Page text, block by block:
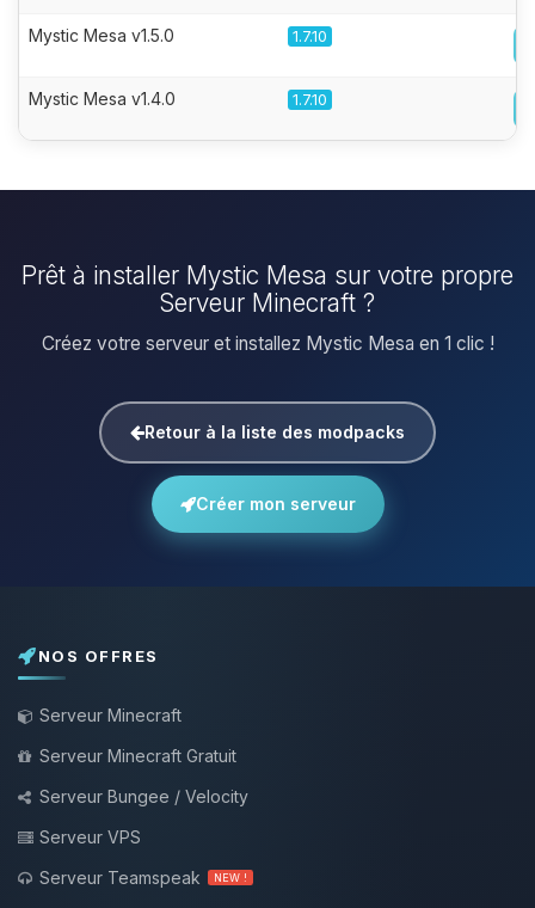
Mystic Mesa v1.5.0 1.7.10
Mystic Mesa v1.4.0 1.7.10
Prêt à installer Mystic Mesa sur votre propre
Serveur Minecraft ?
Créez votre serveur et installez Mystic Mesa en 1 clic !
Retour à la liste des modpacks
Créer mon serveur
NOS OFFRES
Serveur Minecraft
Serveur Minecraft Gratuit
Serveur Bungee / Velocity
Serveur VPS
Serveur Teamspeak
NEW !